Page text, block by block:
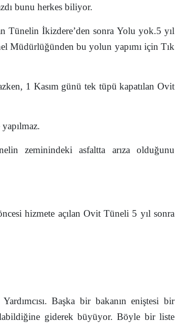
bunu herkes biliyor.
Tünelin İkizdere’den sonra Yolu yok.5 yıl
Müdürlüğünden bu yolun yapımı için Tık
1 Kasım günü tek tüpü kapatılan Ovit
zeminindeki asfaltta arıza olduğunu
hizmete açılan Ovit Tüneli 5 yıl sonra
Başka bir bakanın eniştesi bir
giderek büyüyor. Böyle bir liste